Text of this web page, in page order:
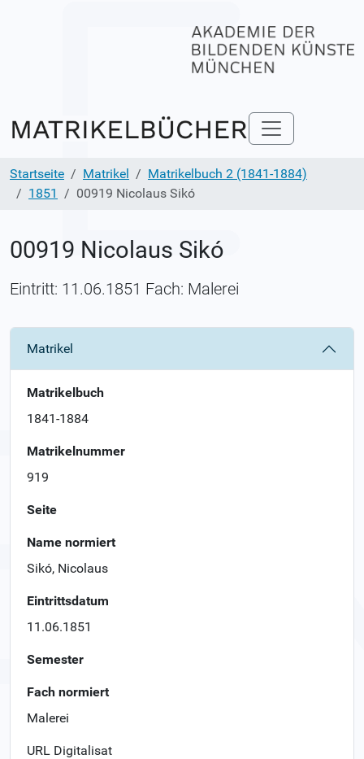
Startseite Matrikel
Matrikelbuch 2 (1841-1884)
1851
00919 Nicolaus Sikó
00919 Nicolaus Sikó
Eintritt: 11.06.1851 Fach: Malerei
Matrikel
Matrikelbuch
1841-1884
Matrikelnummer
919
Seite
Name normiert
Sikó, Nicolaus
Eintrittsdatum
11.06.1851
Semester
Fach normiert
Malerei
URL Digitalisat